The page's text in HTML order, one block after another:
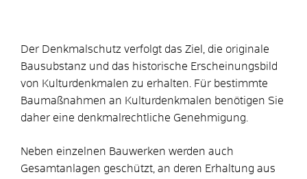
Der Denkmalschutz verfolgt das Ziel, die originale
Bausubstanz und das historische Erscheinungsbild
von Kulturdenkmalen zu erhalten. Für bestimmte
Baumaßnahmen an Kulturdenkmalen benötigen Sie
daher eine denkmalrechtliche Genehmigung.
Neben einzelnen Bauwerken werden auch
Gesamtanlagen geschützt, an deren Erhaltung aus